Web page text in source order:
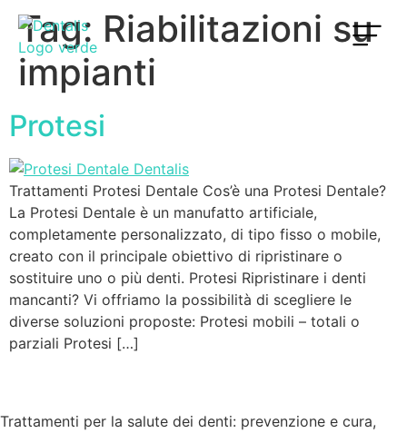
Tag: Riabilitazioni su
impianti
Protesi
Trattamenti Protesi Dentale Cos’è una Protesi Dentale?
La Protesi Dentale è un manufatto artificiale,
completamente personalizzato, di tipo fisso o mobile,
creato con il principale obiettivo di ripristinare o
sostituire uno o più denti. Protesi Ripristinare i denti
mancanti? Vi offriamo la possibilità di scegliere le
diverse soluzioni proposte: Protesi mobili – totali o
parziali Protesi […]
Trattamenti per la salute dei denti: prevenzione e cura,